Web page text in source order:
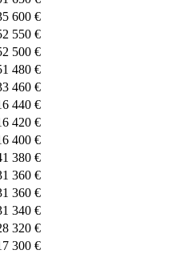
600 €
550 €
500 €
480 €
460 €
440 €
420 €
400 €
380 €
360 €
360 €
340 €
320 €
300 €